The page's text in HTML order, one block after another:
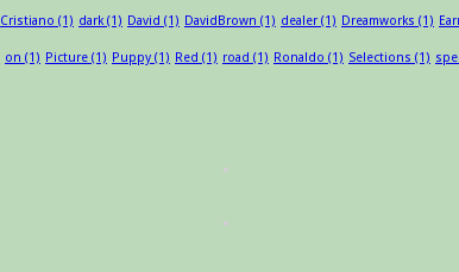
Cristiano (1) dark(1) David (1) DavidBrown (1) dealer (1) Dreamworks (1)
on (1) Picture (1) Puppy (1) Red (1) road (1) Ronaldo (1) Selections (1)